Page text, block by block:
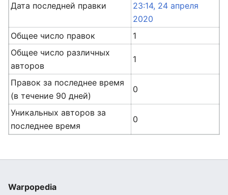
Дата последней правки
23:14, 24 апреля
2020
Общее число правок
1
Общее число различных
авторов
1
Правок за последнее время
(в течение 90 дней)
0
Уникальных авторов за
последнее время
0
Warpopedia